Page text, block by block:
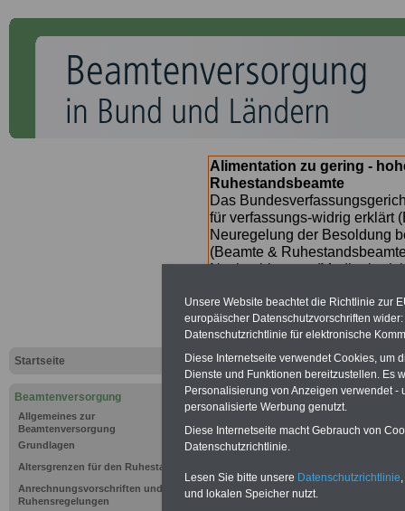
Startseite
Beamtenversorgung
Allgemeines zur
Beamtenversorgung
Grundlagen
Altersgrenzen für den Ruhestand
Anrechnungsvorschriften und
Ruhensregelungen
Alimentation zu gering -
Ruhestandsbeamte
Das
für verfassungs-widrig erklärt
Neuregelung der Besoldung
(Beamte &
Nachzahlungen
SERVICE gibt hierzu im II.
(unmittelbar nach Beschluss
Bundesregierung >>>
zur
Ratgeber für 7,50 Euro
Unsere Website beachtet die Richtlinie zur
europäischer Datenschutzvorschriften
Datenschutzrichtlinie für elektronische
Diese Internetseite verwendet Cookies, um
Dienste und Funktionen bereitzustellen. Es
Personalisierung von Anzeigen verwendet
personalisierte Werbung genutzt.
Diese Internetseite macht Gebrauch von
Datenschutzrichtlinie.
Lesen Sie bitte unsere Datenschutzrichtlinie
und lokalen Speicher nutzt.